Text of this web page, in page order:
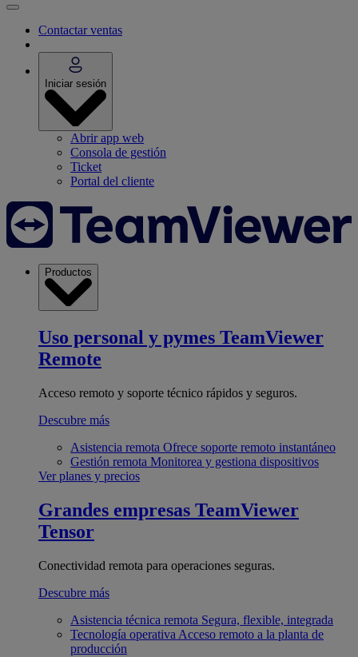
Contactar ventas
Iniciar sesión
Abrir app web
Consola de gestión
Ticket
Portal del cliente
Productos
Uso personal y pymes TeamViewer
Remote
Acceso remoto y soporte técnico rápidos y seguros.
Descubre más
Asistencia remota Ofrece soporte remoto instantáneo
Gestión remota Monitorea y gestiona dispositivos
Ver planes y precios
Grandes empresas TeamViewer
Tensor
Conectividad remota para operaciones seguras.
Descubre más
Asistencia técnica remota Segura, flexible, integrada
Tecnología operativa Acceso remoto a la planta de
producción